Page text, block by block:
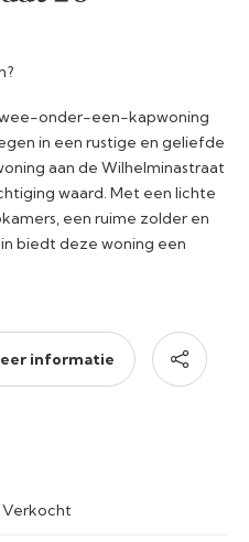
onder-een-kapwoning
in een rustige en geliefde
aan de Wilhelminastraat
waard. Met een lichte
een ruime zolder en
biedt deze woning een
informatie
Verkocht